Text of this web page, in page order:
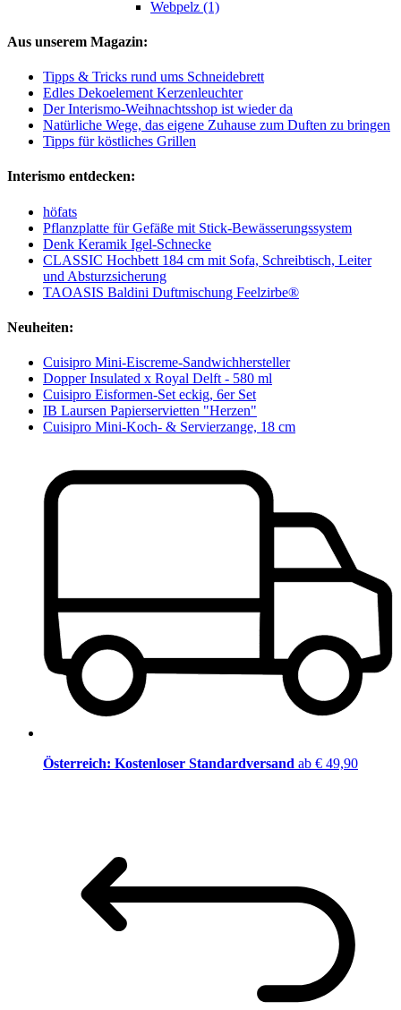
Webpelz (1)
Aus unserem Magazin:
Tipps & Tricks rund ums Schneidebrett
Edles Dekoelement Kerzenleuchter
Der Interismo-Weihnachtsshop ist wieder da
Natürliche Wege, das eigene Zuhause zum Duften zu bringen
Tipps für köstliches Grillen
Interismo entdecken:
höfats
Pflanzplatte für Gefäße mit Stick-Bewässerungssystem
Denk Keramik Igel-Schnecke
CLASSIC Hochbett 184 cm mit Sofa, Schreibtisch, Leiter
und Absturzsicherung
TAOASIS Baldini Duftmischung Feelzirbe®
Neuheiten:
Cuisipro Mini-Eiscreme-Sandwichhersteller
Dopper Insulated x Royal Delft - 580 ml
Cuisipro Eisformen-Set eckig, 6er Set
IB Laursen Papierservietten "Herzen"
Cuisipro Mini-Koch- & Servierzange, 18 cm
Österreich: Kostenloser Standardversand ab € 49,90